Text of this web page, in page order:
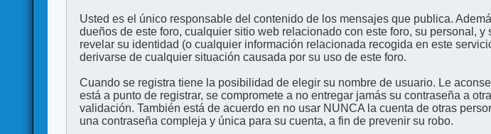
Usted es el único responsable del contenido de los mensajes que publica.
dueños de este foro, cualquier sitio web relacionado con este foro, su personal,
revelar su identidad (o cualquier información relacionada recogida en este
derivarse de cualquier situación causada por su uso de este foro.
Cuando se registra tiene la posibilidad de elegir su nombre de usuario. Le
está a punto de registrar, se compromete a no entregar jamás su contraseña a
validación. También está de acuerdo en no usar NUNCA la cuenta de otras
una contraseña compleja y única para su cuenta, a fin de prevenir su robo.